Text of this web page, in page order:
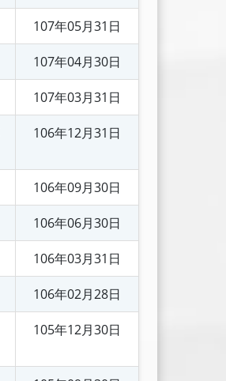
107年05月31日
107年04月30日
107年03月31日
106年12月31日
106年09月30日
106年06月30日
106年03月31日
106年02月28日
105年12月30日